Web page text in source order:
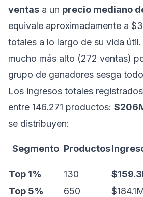
ventas a un precio mediano
equivale aproximadamente a
totales a lo largo de su vida
mucho más alto (272 ventas)
grupo de ganadores sesga
Los ingresos totales
entre 146.271 productos:
se distribuyen:
Segmento Productos
Top 1%
130
Top 5%
650